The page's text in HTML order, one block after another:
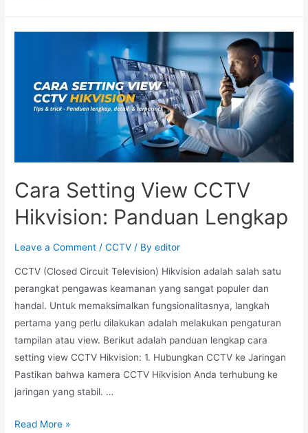
Cara Setting View CCTV
Hikvision: Panduan Lengkap
Leave a Comment /CCTV / Byeditor
CCTV (Closed Circuit Television) Hikvision adalah salah satu
perangkat pengawas keamanan yang sangat populer dan
handal. Untuk memaksimalkan fungsionalitasnya, langkah
pertama yang perlu dilakukan adalah melakukan pengaturan
tampilan atau view. Berikut adalah panduan lengkap cara
setting view CCTV Hikvision: 1. Hubungkan CCTV ke Jaringan
Pastikan bahwa kamera CCTV Hikvision Anda terhubung ke
jaringan yang stabil. …
Read More »